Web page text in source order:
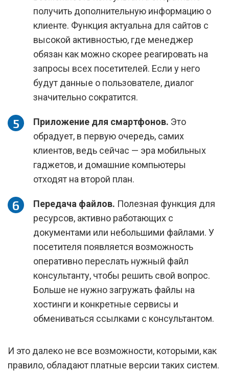
получить дополнительную информацию о
клиенте. Функция актуальна для сайтов с
высокой активностью, где менеджер
обязан как можно скорее реагировать на
запросы всех посетителей. Если у него
будут данные о пользователе, диалог
значительно сократится.
Приложение для смартфонов. Это
обрадует, в первую очередь, самих
клиентов, ведь сейчас — эра мобильных
гаджетов, и домашние компьютеры
отходят на второй план.
Передача файлов. Полезная функция для
ресурсов, активно работающих с
документами или небольшими файлами. У
посетителя появляется возможность
оперативно переслать нужный файл
консультанту, чтобы решить свой вопрос.
Больше не нужно загружать файлы на
хостинги и конкретные сервисы и
обмениваться ссылками с консультантом.
И это далеко не все возможности, которыми, как
правило, обладают платные версии таких систем.